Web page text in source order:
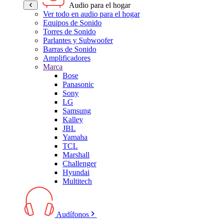
Audio para el hogar
Ver todo en audio para el hogar
Equipos de Sonido
Torres de Sonido
Parlantes y Subwoofer
Barras de Sonido
Amplificadores
Marca
Bose
Panasonic
Sony
LG
Samsung
Kalley
JBL
Yamaha
TCL
Marshall
Challenger
Hyundai
Multitech
Audífonos